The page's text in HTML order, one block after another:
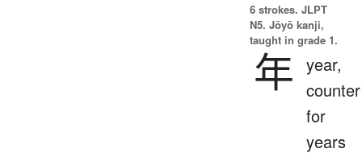
6 strokes. JLPT
N5. Jōyō kanji,
taught in grade 1.
年 year,
counter
for
years